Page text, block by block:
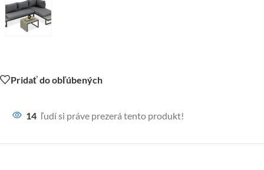
Pridať do obľúbených
14 ľudí si práve prezerá tento produkt!